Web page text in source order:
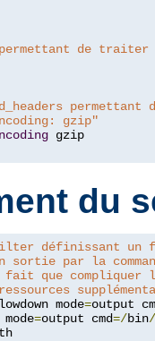
de
permettant
gzip"
du
définissant
sortie par la
que compliquer le
mode=output
=output cmd=/bin/